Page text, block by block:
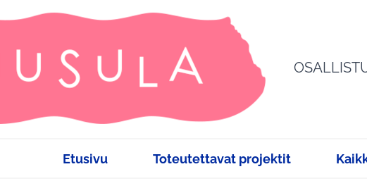
Etusivu Toteutettavat projektit